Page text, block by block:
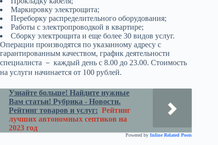
Маркировку электрощита;
Переборку распределительного оборудования;
Работы с электропроводкой в квартире;
Сборку электрощита и еще более 30 видов услуг.
Операции производятся по указанному адресу с
гарантированным качеством, график деятельности
специалиста － каждый день с 8.00 до 23.00. Стоимость
на услуги начинается от 100 рублей.
Узнайте больше! Найдите нужные
Вам статьи! Рубрика - Новости.
Рейтинг товаров и услуг: Рейтинг
лучших автономных септиков на
2023 год
Powered by Inline Related Posts